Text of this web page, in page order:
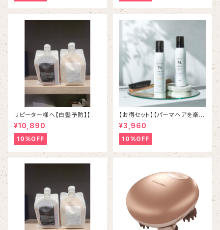
リピーター様へ【白髪予防】【カ
ラーケア】【ヘマチン配合】スマイ
ルproudシャンプー＆トリートメ
ント
¥10,890
10%OFF
【お得セット】【パーマヘアを楽チ
ンスタイリング】N. STTLING F
OAM 200g N. スタイリング
フォーム「ルーズカール＆バウン
スウェーブ」
¥3,960
10%OFF